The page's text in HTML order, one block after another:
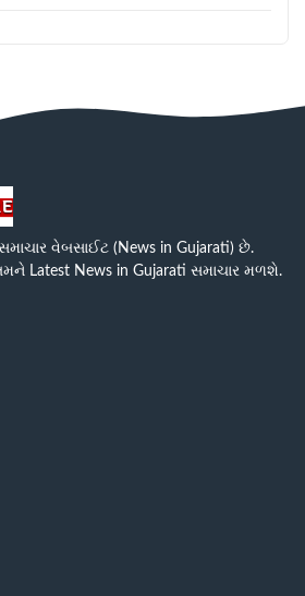
વેબસાઈટ (News in Gujarati) છે.
Latest News in Gujarati સમાચાર મળશે.